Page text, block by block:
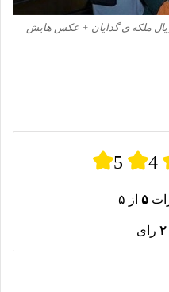
ملکه ی گدایان + عکس هایش
5 4
۵ از ۵
۲ رای